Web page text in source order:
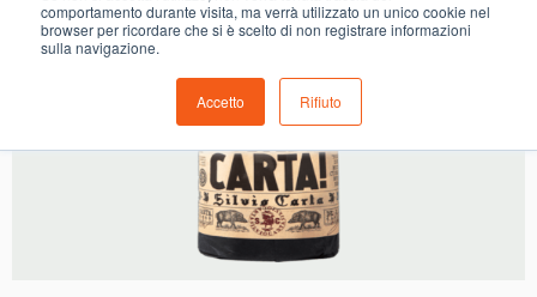
comportamento durante visita, ma verrà utilizzato un unico cookie nel
browser per ricordare che si è scelto di non registrare informazioni
sulla navigazione.
Accetto Rifiuto